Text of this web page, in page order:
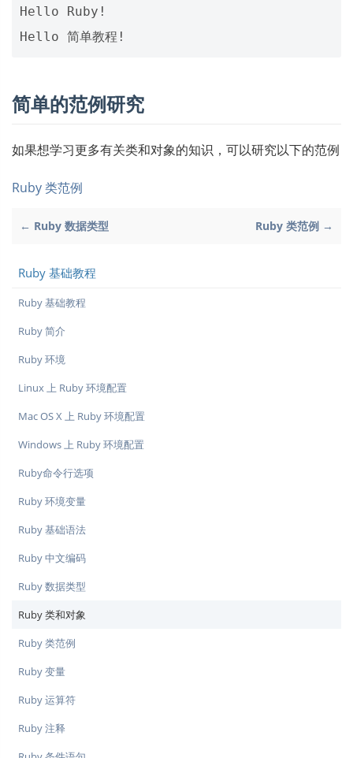
Hello Ruby!
简单的范例研究
如果想学习更多有关类和对象的知识，可以研究以下的范例
Ruby 类范例
← Ruby 数据类型 Ruby 类范例 →
Ruby 基础教程
Ruby 基础教程
Ruby 简介
Ruby 环境
Linux 上 Ruby 环境配置
Mac OS X 上 Ruby 环境配置
Windows 上 Ruby 环境配置
Ruby命令行选项
Ruby 环境变量
Ruby 基础语法
Ruby 中文编码
Ruby 数据类型
Ruby 类和对象
Ruby 类范例
Ruby 变量
Ruby 运算符
Ruby 注释